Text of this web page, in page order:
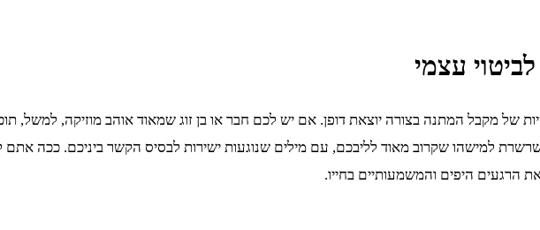
עצמי
מקבל המתנה בצורה יוצאת דופן. אם יש לכם חבר או בן זוג שמאוד אוהב מוזיקה, למשל,
למישהו שקרוב מאוד לליבכם, עם מילים שנוגעות ישירות לבסיס הקשר ביניכם. ככה
היפים והמשמעותיים בחייו.